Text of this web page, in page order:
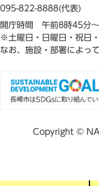
095-822-8888(代表)
開庁時間 午前8時45分
※土曜日・日曜日・祝日
なお、施設・部署によっ
Copyright ©